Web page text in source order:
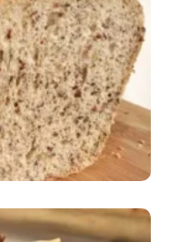
Carb